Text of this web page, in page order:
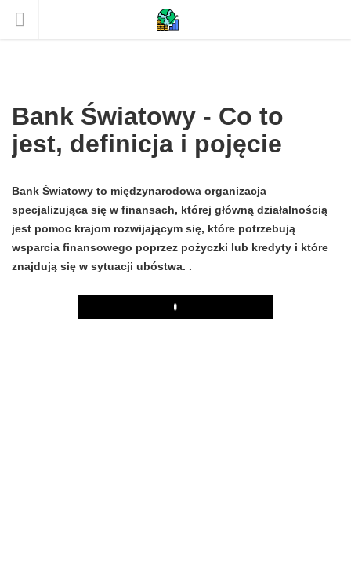
Bank Światowy - Co to
jest, definicja i pojęcie
Bank Światowy to międzynarodowa organizacja
specjalizująca się w finansach, której główną działalnością
jest pomoc krajom rozwijającym się, które potrzebują
wsparcia finansowego poprzez pożyczki lub kredyty i które
znajdują się w sytuacji ubóstwa. .
Play